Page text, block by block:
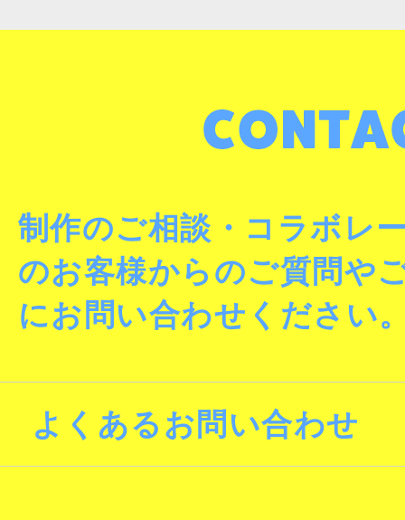
制作のご相談・コラボレ
のお客様からのご質問や
にお問い合わせください
よくあるお問い合わせ